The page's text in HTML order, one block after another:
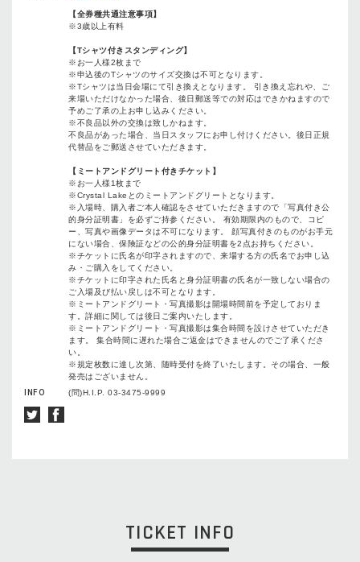
【全券種共通注意事項】
※3歳以上有料
【Tシャツ付きスタンディング】
※お一人様2枚まで
※申込後のTシャツのサイズ交換は不可となります。
※Tシャツは当日会場にて引き換えとなります。 引き換え忘れや、ご
来場いただけなかった場合、後日郵送等での対応はできかねますので
予めご了承の上お申し込みください。
※不良品以外の交換は致しかねます。
不良品があった場合、当日スタッフにお申し付けください。後日正規
代替品をご郵送させていただきます。
【ミートアンドグリート付きチケット】
※お一人様1枚まで
※Crystal Lakeとのミートアンドグリートとなります。
※入場時、購入者ご本人確認をさせていただきますので「写真付き公
的身分証明書」を必ずご持参ください。 有効期限内のもので、コピ
ー、写真や画像データは不可になります。 顔写真付きのものがお手元
にない場合、保険証などの公的身分証明書を2点お持ちください。
※チケットに氏名が印字されますので、来場する方の氏名でお申し込
み・ご購入をしてください。
※チケットに印字された氏名と身分証明書の氏名が一致しない場合の
ご入場及び払い戻しは不可となります。
※ミートアンドグリート・写真撮影は開場時間前を予定しておりま
す。詳細に関しては後日ご案内いたします。
※ミートアンドグリート・写真撮影は集合時間を設けさせていただき
ます。 集合時間に遅れた場合ご返金はできませんのでご了承くださ
い。
※規定枚数に達し次第、随時受付を終了いたします。その場合、一般
発売はございません。
INFO
(問)H.I.P. 03-3475-9999
TICKET INFO